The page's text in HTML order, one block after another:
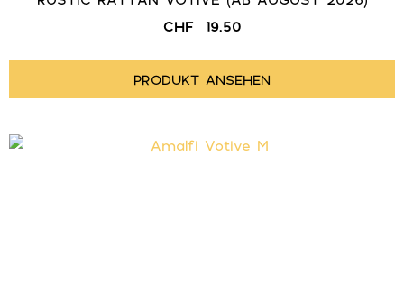
CHF
19.50
PRODUKT ANSEHEN